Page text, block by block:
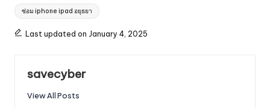
Tags:
ซ่อม iphone ipad อยุธยา
Last updated on January 4, 2025
savecyber
View All Posts